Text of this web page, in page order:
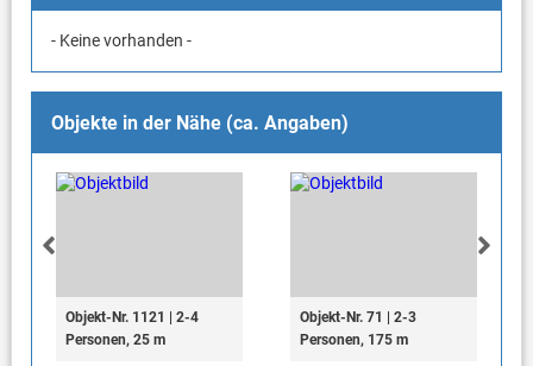
- Keine vorhanden -
Objekte in der Nähe (ca. Angaben)
Objekt-Nr. 1121 | 2-4
Personen, 25 m
Objekt-Nr. 71 | 2-3
Personen, 175 m